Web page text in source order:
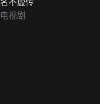
名不虚传
电视剧